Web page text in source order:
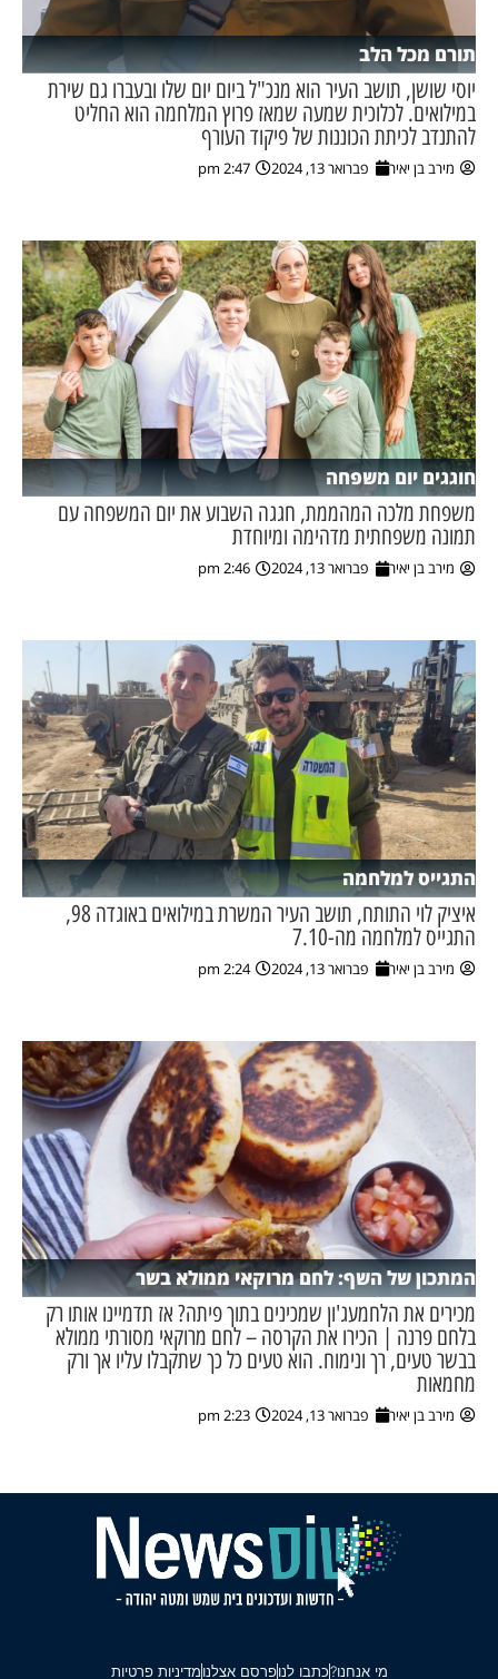
תורם מכל הלב
יוסי שושן, תושב העיר הוא מנכ"ל ביום יום שלו ובעברו גם שירת
במילואים. לכלוכית שמעה שמאז פרוץ המלחמה הוא החליט
להתנדב לכיתת הכוננות של פיקוד העורף
מירב בן יאיר פברואר 13, 2024 2:47 pm
חוגגים יום משפחה
משפחת מלכה המהממת, חגגה השבוע את יום המשפחה עם
תמונה משפחתית מדהימה ומיוחדת
מירב בן יאיר פברואר 13, 2024 2:46 pm
התגייס למלחמה
איציק לוי התותח, תושב העיר המשרת במילואים באוגדה 98,
התגייס למלחמה מה-7.10
מירב בן יאיר פברואר 13, 2024 2:24 pm
המתכון של השף: לחם מרוקאי ממולא בשר
מכירים את הלחמעג'ון שמכינים בתוך פיתה? אז תדמיינו אותו רק
בלחם פרנה | הכירו את הקרסה – לחם מרוקאי מסורתי ממולא
בבשר טעים, רך ונימוח. הוא טעים כל כך שתקבלו עליו אך ורק
מחמאות
מירב בן יאיר פברואר 13, 2024 2:23 pm
מי אנחנו?כתבו לנופרסם אצלנומדיניות פרטיות